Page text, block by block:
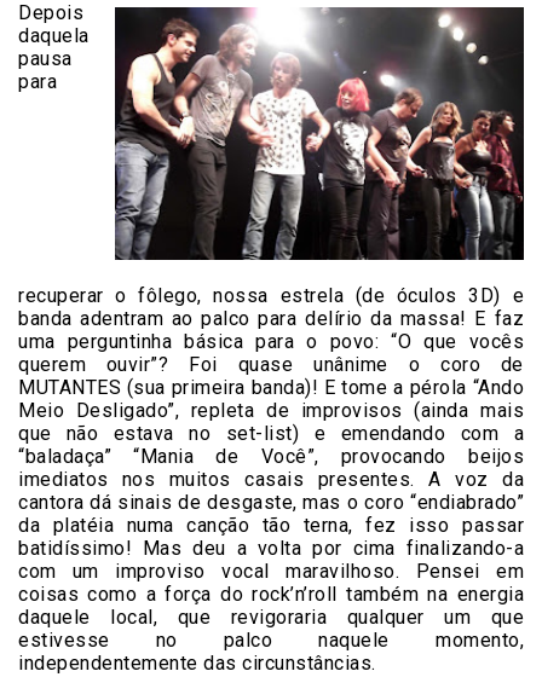
Depois
daquela
pausa
para
recuperar o fôlego, nossa estrela (de óculos 3D) e
banda adentram ao palco para delírio da massa! E faz
uma perguntinha básica para o povo: “O que vocês
querem ouvir”? Foi quase unânime o coro de
MUTANTES (sua primeira banda)! E tome a pérola “Ando
Meio Desligado”, repleta de improvisos (ainda mais
que não estava no set-list) e emendando com a
“baladaça” “Mania de Você”, provocando beijos
imediatos nos muitos casais presentes. A voz da
cantora dá sinais de desgaste, mas o coro “endiabrado”
da platéia numa canção tão terna, fez isso passar
batidíssimo! Mas deu a volta por cima finalizando-a
com um improviso vocal maravilhoso. Pensei em
coisas como a força do rock’n’roll também na energia
daquele local, que revigoraria qualquer um que
estivesse no palco naquele momento,
independentemente das circunstâncias.